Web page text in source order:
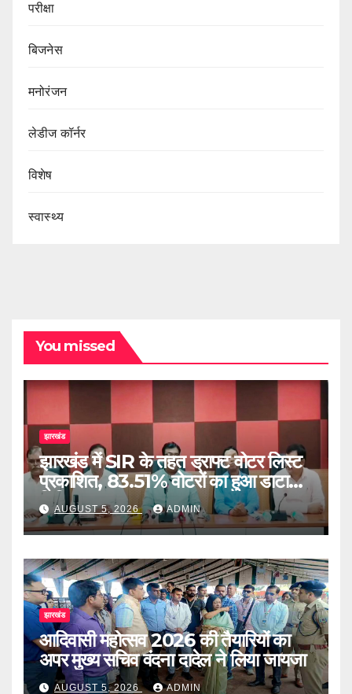
परीक्षा
बिजनेस
मनोरंजन
लेडीज कॉर्नर
विशेष
स्वास्थ्य
You missed
झारखंड
झारखंड में SIR के तहत ड्राफ्ट वोटर लिस्ट
प्रकाशित, 83.51% वोटरों का हुआ डाटा
डिजिटाइज
AUGUST 5, 2026 ADMIN
झारखंड
आदिवासी महोत्सव 2026 की तैयारियों का
अपर मुख्य सचिव वंदना दादेल ने लिया जायजा
AUGUST 5, 2026 ADMIN